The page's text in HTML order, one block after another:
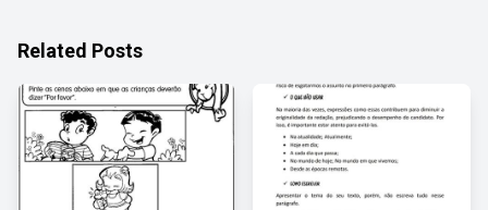
Related Posts